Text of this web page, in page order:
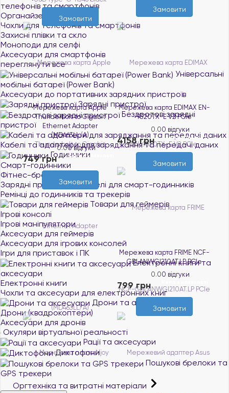
телефонів та смартфонів
Органайзери для кабелів
Чохли для телефонів та смартфонів
Захисні плівки та скло
Моноподи для селфі
Аксесуари для смартфонів
переглянути все
Універсальні
мобільні батареї (Power Bank)
Аксесуари до портативних зарядних пристроїв
Зарядні пристрої
Бездротові зарядні
пристрої
Кабелі та адаптери для заряджання та передачі даних
Годинники
Смарт-годинники
Фітнес-браслети
Зарядні пристрої та кабелі для смарт-годинників
Ремінці до годинників та трекерів
Товари для геймерів
Ігрові консолі
Ігрові маніпулятори
Аксесуари для геймерів
Аксесуари для ігрових консолей
Ігри для приставок і ПК
Електронні книги та
аксесуари
Електронні книги
Чохли та аксесуари для електронних книг
Дрони та аксесуари
Дрони (квадрокоптери)
Аксесуари для дронів
Окуляри віртуальної реальності
Рації та аксесуари
Диктофони
Пошукові брелоки та
GPS трекери
Оргтехніка та витратні матеріали
Замовити
Замовити
Мережева карта Apple
Thunderbolt to Gigabit
Ethernet Adapter
(MD463LL/A)
0.00 відгуки
Нема в наявності
749 грн
Замовити
Мережева карта EDIMAX EN-
9320TX-E V2 PCIe
0.00 відгуки
Нема в наявності
4158 грн
Замовити
Мережева карта FRIME NCF-
GBLANWGI210AT.LP PCIe
0.00 відгуки
799 грн
Замовити